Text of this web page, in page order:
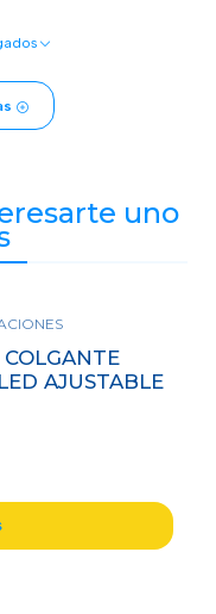
uno
AJUSTABLE